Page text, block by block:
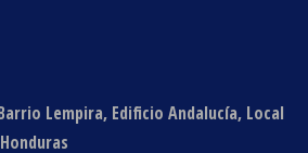
Lempira, Edificio Andalucía, Local